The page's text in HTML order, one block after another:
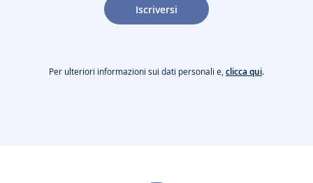
Iscriversi
Per ulteriori informazioni sui dati personali e,clicca qui.